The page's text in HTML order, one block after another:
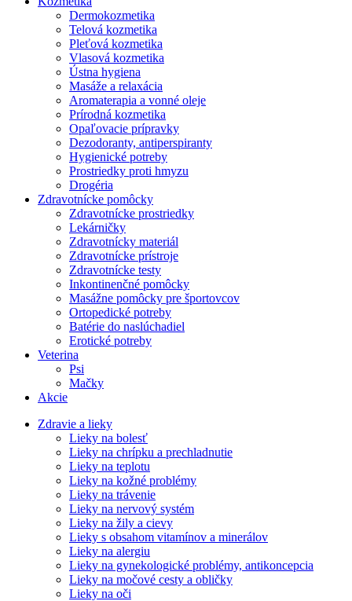
Dermokozmetika
Telová kozmetika
Pleťová kozmetika
Vlasová kozmetika
Ústna hygiena
Masáže a relaxácia
Aromaterapia a vonné oleje
Prírodná kozmetika
Opaľovacie prípravky
Dezodoranty, antiperspiranty
Hygienické potreby
Prostriedky proti hmyzu
Drogéria
Zdravotnícke pomôcky
Zdravotnícke prostriedky
Lekárničky
Zdravotnícky materiál
Zdravotnícke prístroje
Zdravotnícke testy
Inkontinenčné pomôcky
Masážne pomôcky pre športovcov
Ortopedické potreby
Batérie do naslúchadiel
Erotické potreby
Veterina
Psi
Mačky
Akcie
Zdravie a lieky
Lieky na bolesť
Lieky na chrípku a prechladnutie
Lieky na teplotu
Lieky na kožné problémy
Lieky na trávenie
Lieky na nervový systém
Lieky na žily a cievy
Lieky s obsahom vitamínov a minerálov
Lieky na alergiu
Lieky na gynekologické problémy, antikoncepcia
Lieky na močové cesty a obličky
Lieky na oči